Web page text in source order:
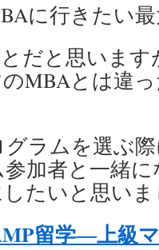
に行きたい
だと思いま
MBAとは違
ラムを選ぶ
加者と一緒
たいと思い
留学―上級